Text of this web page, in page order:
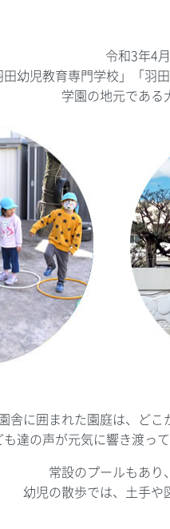
令和3年4
幼児教育専門学校」「羽
学園の地元である
舎に囲まれた園庭は、どこ
も達の声が元気に響き渡っ
常設のプールもあり
幼児の散歩では、土手や